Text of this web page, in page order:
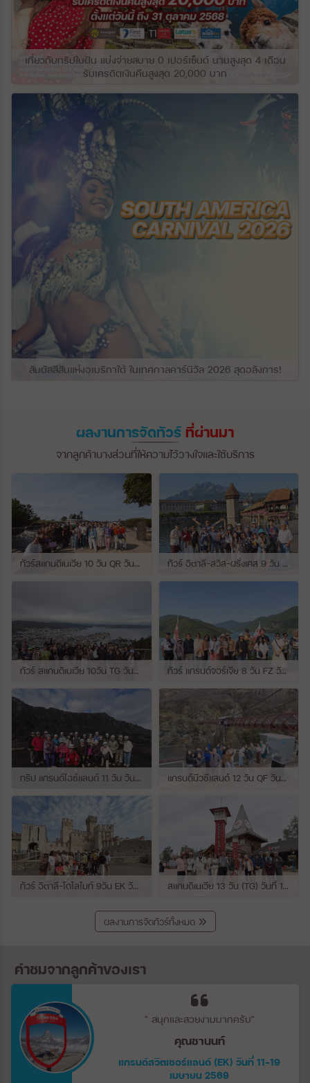
Kura (Mtkvari) และแม่น้ำสาขาอื่นๆ ทางใต้
ของดินแดนจอร์เจียมีทิวเขาและที่ราบสูงคอ
เคซัส ซึ่งสูงกว่าที่ราบชายฝั่งที่แคบและเป็นแอ่ง
น้ำไปถึงระดับความสูง 10,830 ฟุตบนยอดเขา
Didi-Abuli เนื่องจากมีแนวกั้นของเทือกเขา
คอเคซัสที่ปกป้องจอร์เจียจากอากาศเย็นจาก
ทางเหนือ ในขณะที่เปิดรับอิทธิพลของอากาศที่
อบอุ่นและชื้นจากทะเลดำอย่างต่อเนื่อง
จอร์เจียตะวันตกมีภูมิอากาศแบบกึ่งเขตร้อน
ชื้นแบบกึ่งเขตร้อน ในขณะที่จอร์เจียตะวันออก
มีภูมิอากาศหลากหลายตั้งแต่แบบชื้นปานกลาง
ไปจนถึงแบบกึ่งเขตร้อนแบบแห้ง
เที่ยวกับทริปในฝัน แบ่งจ่ายสบาย 0 เปอร์เซ็นต์ นานสูงสุด 4 เดือน
รับเครดิตเงินคืนสูงสุด 20,000 บาท
สัมผัสสีสันแห่งอเมริกาใต้ ในเทศกาลคาร์นิวัล 2026 สุดอลังการ!
ผลงานการจัดทัวร์ ที่ผ่านมา
จากลูกค้าบางส่วนที่ให้ความไว้วางใจและใช้บริการ
ทัวร์สแกนดิเนเวีย 10 วัน QR วันที่ 23 กรกฏาคม - 01 สิงหาคม 2569 เดินทางกับไกด์พี่จุ้ย และ พี่กั้ง ทัวร์ อิตาลี-สวิส-ฝรั่งเศส 9 วัน QR วันที่ 24 กรกฏาคม - 01 สิงหาคม 2569 เดินทางกับไกด์พี่เช
ทัวร์ สแกนดิเนเวีย 10วัน TG วันที่ 24 กรกฏาคม - 02 สิงหาคม 2569 เดินทางกับไกด์พี่ยอร์ช ทัวร์ แกรนด์จอร์เจีย 8 วัน FZ วันที่ 26 กรกฎาคม - 02 สิงหาคม 2569 เดินทางกับไกด์พี่โจ๊ก
ทริป แกรนด์ไอซ์แลนด์ 11 วัน วันที่ 25 กรกฏาคม - 04 สิงหาคม 2569 เดินทางกับไกด์พี่เปิ้ล แกรนด์นิวซีแลนด์ 12 วัน QF วันที่ 22 กรกฎาคม - 3 สิงหาคม 2569 เดินทางกับไกด์พี่โจ้
ทัวร์ อิตาลี-โดโลไมท์ 9วัน EK วันที่ 21 - 29 กรกฏาคม 2569 เดินทางกับไกด์พี่หนุ่ม สแกนดิเนเวีย 13 วัน (TG) วันที่ 10-22 กรกฏาคม 2569 เดินทางกับไกด์พี่เต้ย
ผลงานการจัดทัวร์ทั้งหมด
คำชมจากลูกค้าของเรา
" สนุกและสวยงามมากครับ"
คุณชานนท์
แกรนด์สวิตเซอร์แลนด์ (EK) วันที่ 11-19
เมษายน 2569